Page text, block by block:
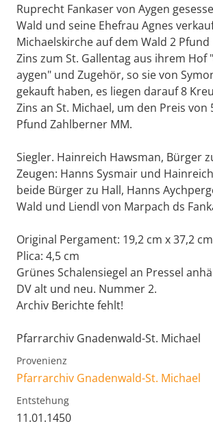
Ruprecht Fankaser von Aygen
Wald und seine Ehefrau Agnes
Michaelskirche auf dem Wald 2
Zins zum St. Gallentag aus ihrem Hof
aygen" und Zugehör, so sie von
gekauft haben, es liegen darauf 8
Zins an St. Michael, um den Preis von
Pfund Zahlberner MM.
Siegler. Hainreich Hawsman, Bürger
Zeugen: Hanns Sysmair und
beide Bürger zu Hall, Hanns
Wald und Liendl von Marpach ds
Original Pergament: 19,2 cm x 37,2 cm
Plica: 4,5 cm
Grünes Schalensiegel an Pressel
DV alt und neu. Nummer 2.
Archiv Berichte fehlt!
Pfarrarchiv Gnadenwald-St. Michael
Provenienz
Pfarrarchiv Gnadenwald-St. Michael
Entstehung
11.01.1450